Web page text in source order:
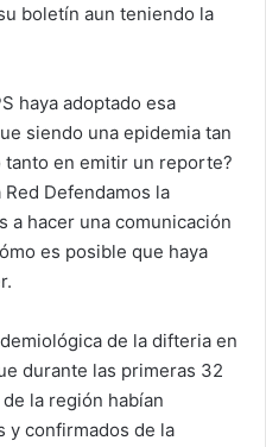
boletín aun teniendo la
haya adoptado esa
siendo una epidemia tan
en emitir un reporte?
Defendamos la
a hacer una comunicación
es posible que haya
de la difteria en
durante las primeras 32
la región habían
y confirmados de la